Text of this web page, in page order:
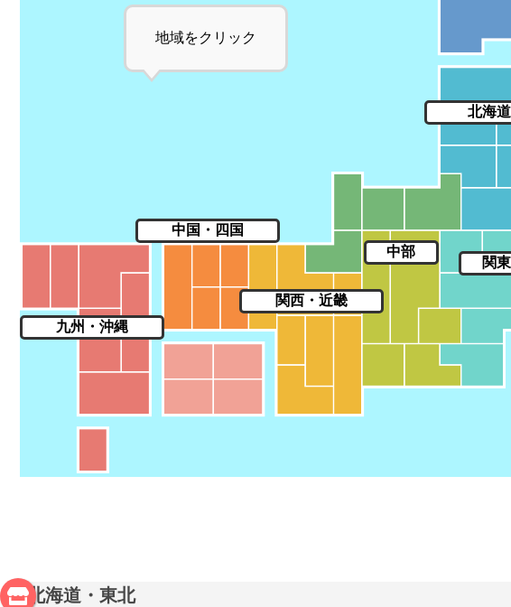
地域をクリック
北海
関東
中部
関西・近畿
中国・四国
九州・沖縄
北海道・東北